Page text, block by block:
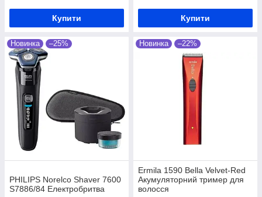
Купити Купити
Новинка –25%
PHILIPS Norelco Shaver 7600
S7886/84 Електробритва
Новинка –22%
Ermila 1590 Bella Velvet-Red
Акумуляторний тример для
волосся